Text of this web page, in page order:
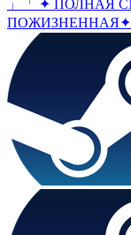
」「 ✦ ПОЛНАЯ
ПОЖИЗНЕННАЯ✦